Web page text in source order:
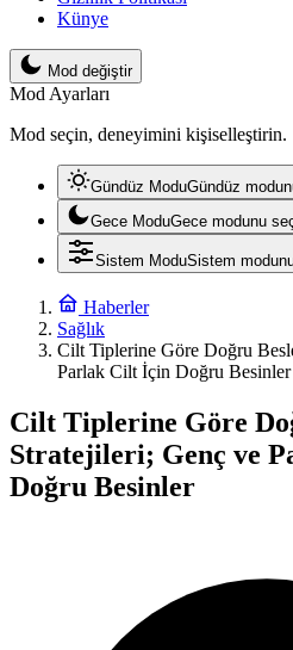
Künye
Mod değiştir
Mod Ayarları
Mod seçin, deneyimini kişiselleştirin.
Gündüz ModuGündüz
Gece ModuGece modunu
Sistem ModuSistem
Haberler
Sağlık
Cilt Tiplerine Göre Doğru
Parlak Cilt İçin Doğru Besinler
Cilt Tiplerine Göre
Stratejileri; Genç ve
Doğru Besinler